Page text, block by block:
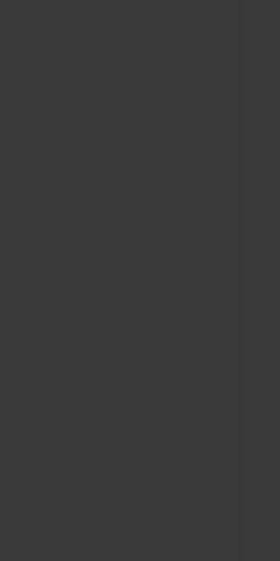
و الحقوق المترتبة من الحصول
ضمن منظومة اللجوء
عن صفة "اللاجئ"